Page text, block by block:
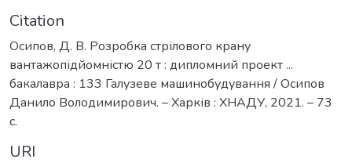
Citation
Осипов, Д. В. Розробка стрілового крану
вантажопідйомністю 20 т : дипломний проект ...
бакалавра : 133 Галузеве машинобудування / Осипов
Данило Володимирович. – Харків : ХНАДУ, 2021. – 73
с.
URI